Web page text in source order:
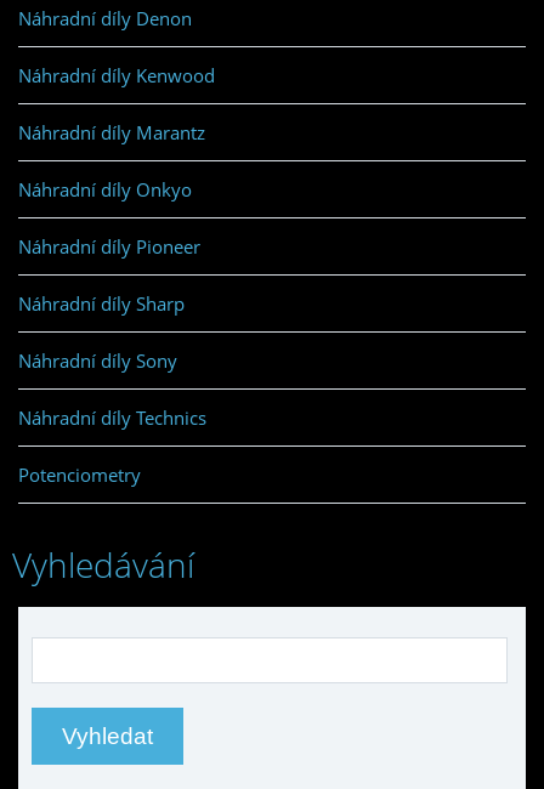
Náhradní díly Denon
Náhradní díly Kenwood
Náhradní díly Marantz
Náhradní díly Onkyo
Náhradní díly Pioneer
Náhradní díly Sharp
Náhradní díly Sony
Náhradní díly Technics
Potenciometry
Vyhledávání